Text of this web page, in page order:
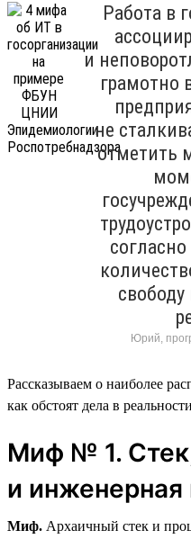
Работа в
и
грамотно
не
отметить
Юрий,
Рассказываем о наиболее
как обстоят дела в
Миф № 1.
и инженерная
Миф. Архаичный стек и